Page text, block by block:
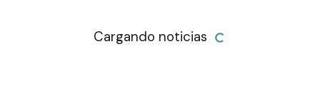
Cargando noticias